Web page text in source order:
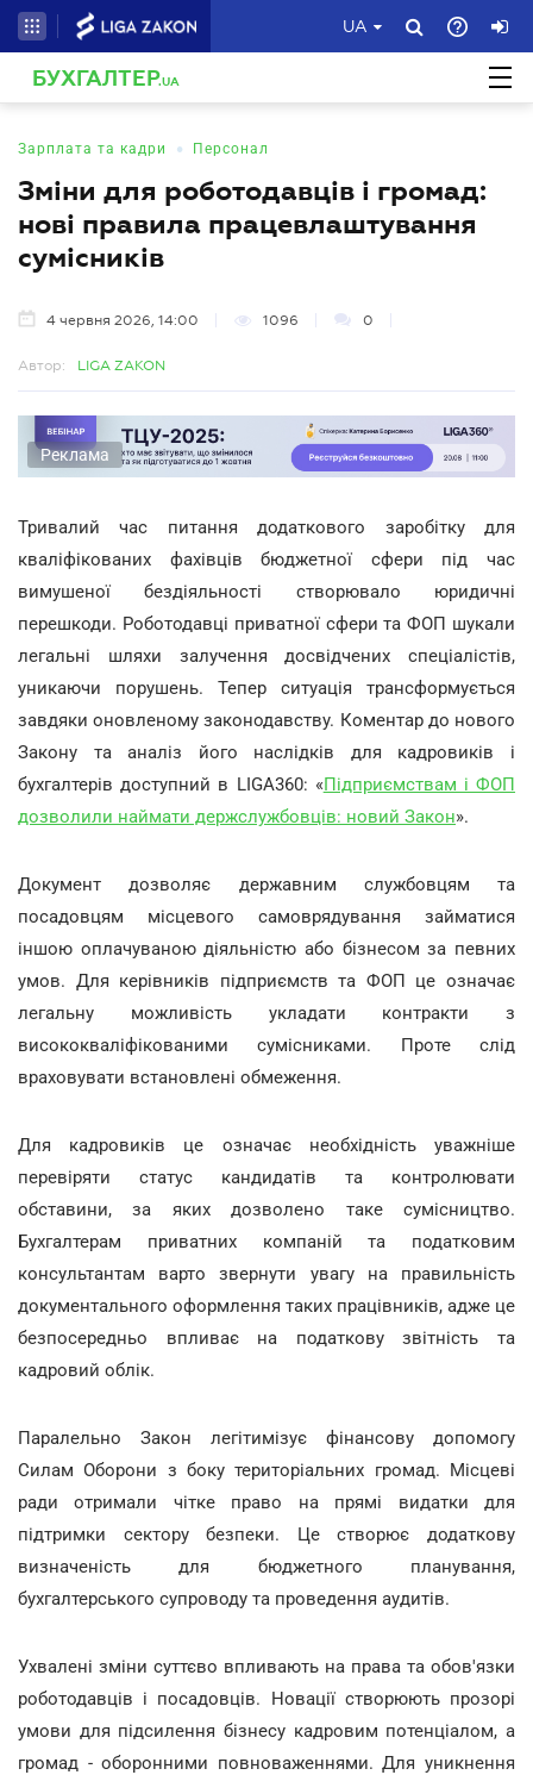
UA
БУХГАЛТЕР.UA
Зарплата та кадри • Персонал
Зміни для роботодавців і громад:
нові правила працевлаштування
сумісників
4 червня 2026, 14:00 1096 0
Автор: LIGA ZAKON
Реклама
Тривалий час питання додаткового заробітку для
кваліфікованих фахівців бюджетної сфери під час
вимушеної бездіяльності створювало юридичні
перешкоди. Роботодавці приватної сфери та ФОП шукали
легальні шляхи залучення досвідчених спеціалістів,
уникаючи порушень. Тепер ситуація трансформується
завдяки оновленому законодавству. Коментар до нового
Закону та аналіз його наслідків для кадровиків і
бухгалтерів доступний в LIGA360: «Підприємствам і ФОП
дозволили наймати держслужбовців: новий Закон».
Документ дозволяє державним службовцям та
посадовцям місцевого самоврядування займатися
іншою оплачуваною діяльністю або бізнесом за певних
умов. Для керівників підприємств та ФОП це означає
легальну можливість укладати контракти з
висококваліфікованими сумісниками. Проте слід
враховувати встановлені обмеження.
Для кадровиків це означає необхідність уважніше
перевіряти статус кандидатів та контролювати
обставини, за яких дозволено таке сумісництво.
Бухгалтерам приватних компаній та податковим
консультантам варто звернути увагу на правильність
документального оформлення таких працівників, адже це
безпосередньо впливає на податкову звітність та
кадровий облік.
Паралельно Закон легітимізує фінансову допомогу
Силам Оборони з боку територіальних громад. Місцеві
ради отримали чітке право на прямі видатки для
підтримки сектору безпеки. Це створює додаткову
визначеність для бюджетного планування,
бухгалтерського супроводу та проведення аудитів.
Ухвалені зміни суттєво впливають на права та обов'язки
роботодавців і посадовців. Новації створюють прозорі
умови для підсилення бізнесу кадровим потенціалом, а
громад - оборонними повноваженнями. Для уникнення